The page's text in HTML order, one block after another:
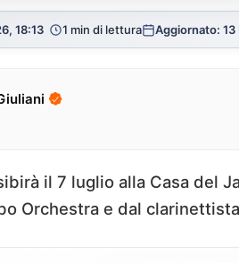
18:13 1 min di lettura Aggiornato:
il 7 luglio alla Casa del
Orchestra e dal